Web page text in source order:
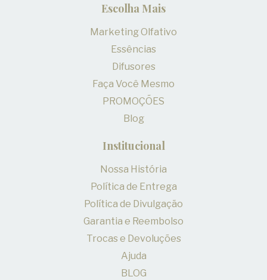
Escolha Mais
Marketing Olfativo
Essências
Difusores
Faça Você Mesmo
PROMOÇÕES
Blog
Institucional
Nossa História
Política de Entrega
Política de Divulgação
Garantia e Reembolso
Trocas e Devoluções
Ajuda
BLOG